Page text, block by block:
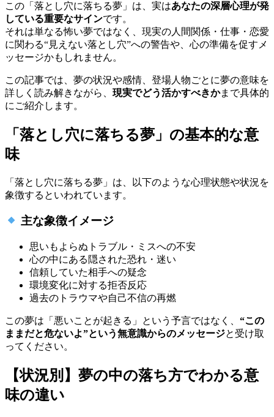
この「落とし穴に落ちる夢」は、実はあなたの深層心理が発
している重要なサインです。
それは単なる怖い夢ではなく、現実の人間関係・仕事・恋愛
に関わる“見えない落とし穴”への警告や、心の準備を促すメ
ッセージかもしれません。
この記事では、夢の状況や感情、登場人物ごとに夢の意味を
詳しく読み解きながら、 現実でどう活かすべきかまで具体的
にご紹介します。
「落とし穴に落ちる夢」の基本的な意
味
「落とし穴に落ちる夢」は、以下のような心理状態や状況を
象徴するといわれています。
主な象徴イメージ
思いもよらぬトラブル・ミスへの不安
心の中にある隠された恐れ・迷い
信頼していた相手への疑念
環境変化に対する拒否反応
過去のトラウマや自己不信の再燃
この夢は「悪いことが起きる」という予言ではなく、 “この
ままだと危ないよ”という無意識からのメッセージと受け取
ってください。
【状況別】夢の中の落ち方でわかる意
味の違い